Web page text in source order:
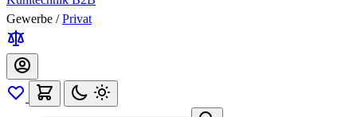
Gewerbe / Privat